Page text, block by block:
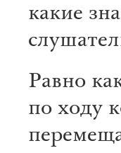
какие
Равно
по ходу